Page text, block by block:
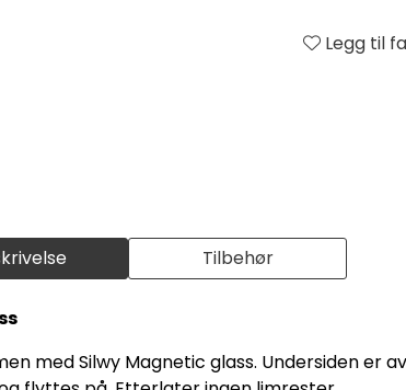
Tilbehør
med Silwy Magnetic glass. Undersiden er
Legg til